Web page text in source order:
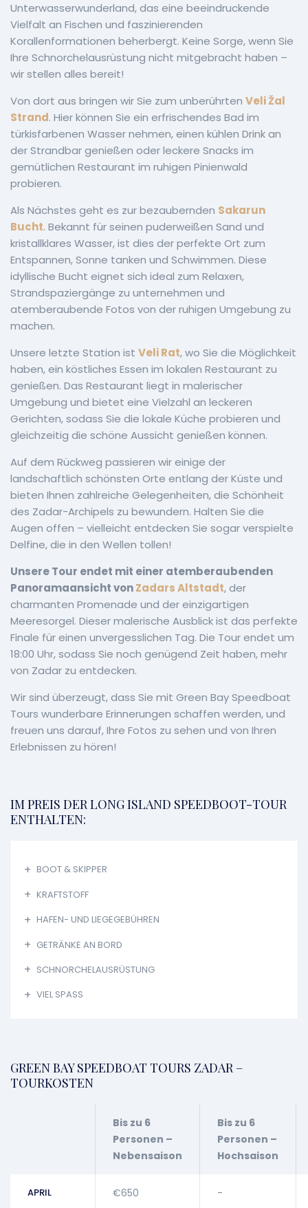
Unterwasserwunderland, das eine beeindruckende
Vielfalt an Fischen und faszinierenden
Korallenformationen beherbergt. Keine Sorge, wenn Sie
Ihre Schnorchelausrüstung nicht mitgebracht haben –
wir stellen alles bereit!
Von dort aus bringen wir Sie zum unberührten Veli Žal
Strand. Hier können Sie ein erfrischendes Bad im
türkisfarbenen Wasser nehmen, einen kühlen Drink an
der Strandbar genießen oder leckere Snacks im
gemütlichen Restaurant im ruhigen Pinienwald
probieren.
Als Nächstes geht es zur bezaubernden Sakarun
Bucht. Bekannt für seinen puderweißen Sand und
kristallklares Wasser, ist dies der perfekte Ort zum
Entspannen, Sonne tanken und Schwimmen. Diese
idyllische Bucht eignet sich ideal zum Relaxen,
Strandspaziergänge zu unternehmen und
atemberaubende Fotos von der ruhigen Umgebung zu
machen.
Unsere letzte Station ist Veli Rat, wo Sie die Möglichkeit
haben, ein köstliches Essen im lokalen Restaurant zu
genießen. Das Restaurant liegt in malerischer
Umgebung und bietet eine Vielzahl an leckeren
Gerichten, sodass Sie die lokale Küche probieren und
gleichzeitig die schöne Aussicht genießen können.
Auf dem Rückweg passieren wir einige der
landschaftlich schönsten Orte entlang der Küste und
bieten Ihnen zahlreiche Gelegenheiten, die Schönheit
des Zadar-Archipels zu bewundern. Halten Sie die
Augen offen – vielleicht entdecken Sie sogar verspielte
Delfine, die in den Wellen tollen!
Unsere Tour endet mit einer atemberaubenden
Panoramaansicht vonZadars Altstadt, der
charmanten Promenade und der einzigartigen
Meeresorgel. Dieser malerische Ausblick ist das perfekte
Finale für einen unvergesslichen Tag. Die Tour endet um
18:00 Uhr, sodass Sie noch genügend Zeit haben, mehr
von Zadar zu entdecken.
Wir sind überzeugt, dass Sie mit Green Bay Speedboat
Tours wunderbare Erinnerungen schaffen werden, und
freuen uns darauf, Ihre Fotos zu sehen und von Ihren
Erlebnissen zu hören!
IM PREIS DER LONG ISLAND SPEEDBOOT-TOUR
ENTHALTEN:
BOOT & SKIPPER
KRAFTSTOFF
HAFEN- UND LIEGEGEBÜHREN
GETRÄNKE AN BORD
SCHNORCHELAUSRÜSTUNG
VIEL SPASS
GREEN BAY SPEEDBOAT TOURS ZADAR –
TOURKOSTEN
Bis zu 6
Personen –
Nebensaison
Bis zu 6
Personen –
Hochsaison
APRIL €650 -